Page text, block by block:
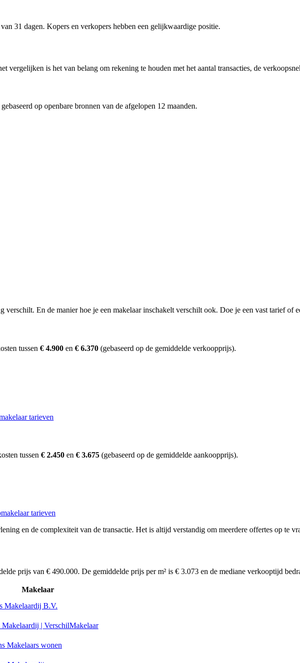
31 dagen. Kopers en verkopers hebben een gelijkwaardige positie.
vergelijken is het van belang om rekening te houden met het aantal transacties, de
op openbare bronnen van de afgelopen 12 maanden.
En de manier hoe je een makelaar inschakelt verschilt ook. Doe je een vast tarief of
tussen € 4.900 en € 6.370 (gebaseerd op de gemiddelde verkoopprijs).
tarieven
tussen € 2.450 en € 3.675 (gebaseerd op de gemiddelde aankoopprijs).
tarieven
en de complexiteit van de transactie. Het is altijd verstandig om meerdere offertes op te
prijs van € 490.000. De gemiddelde prijs per m² is € 3.073 en de mediane verkooptijd
Makelaar
Makelaardij B.V.
Makelaardij | VerschilMakelaar
Makelaars wonen